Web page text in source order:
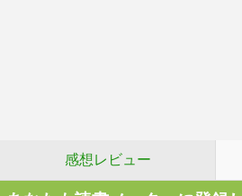
感想レビュー